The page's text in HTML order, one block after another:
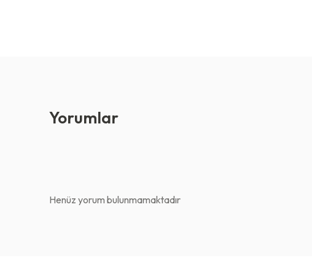
Yorumlar
Henüz yorum bulunmamaktadır